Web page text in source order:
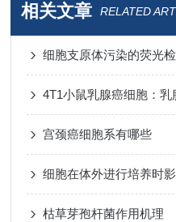
相关文章 RELATED
细胞支原体污染的荧光
4T1小鼠乳腺癌细胞：乳
宫颈癌细胞系有哪些
细胞在体外进行培养时
枯草芽孢杆菌作用机理